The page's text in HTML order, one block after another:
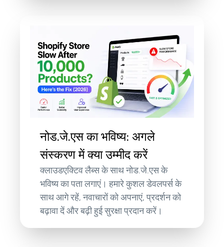
नोड.जे.एस का भविष्य: अगले
संस्करण में क्या उम्मीद करें
क्लाउडएक्टिव लैब्स के साथ नोड.जे.एस के
भविष्य का पता लगाएं। हमारे कुशल डेवलपर्स के
साथ आगे रहें, नवाचारों को अपनाएं, प्रदर्शन को
बढ़ावा दें और बढ़ी हुई सुरक्षा प्रदान करें।